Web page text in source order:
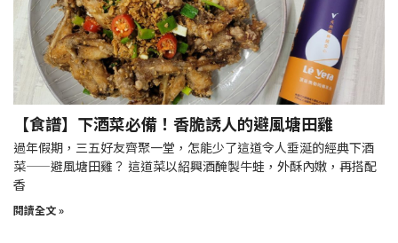
【食譜】下酒菜必備！香脆誘人的避風塘田雞
過年假期，三五好友齊聚一堂，怎能少了這道令人垂涎的經典下酒
菜——避風塘田雞？ 這道菜以紹興酒醃製牛蛙，外酥內嫩，再搭配
香
閱讀全文 »